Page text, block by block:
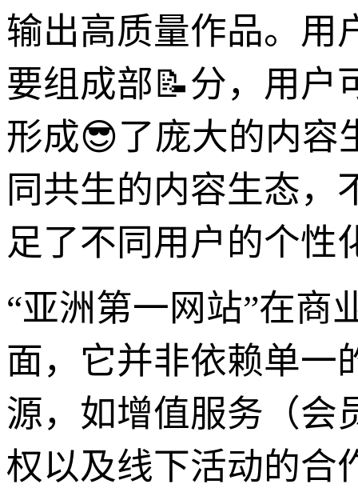
输出高质量作品。用
要组成部📝分，用户
形成😎了庞大的内容
同共生的内容生态，
足了不同用户的个性
“亚洲第一网站”在商
面，它并非依赖单一
源，如增值服务（会
权以及线下活动的合